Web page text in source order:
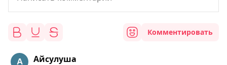
Комментировать
Айсулуша